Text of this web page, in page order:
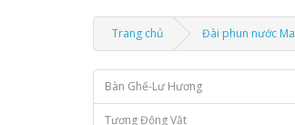
Trang chủ Đài phun nước
Bàn Ghế-Lư Hương
Tượng Động Vật